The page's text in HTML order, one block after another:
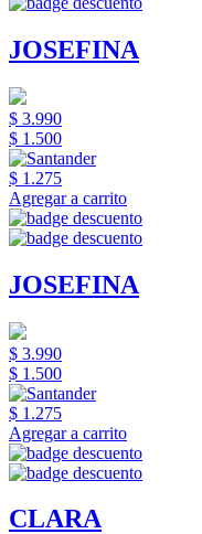
JOSEFINA
$ 3.990
$ 1.500
$ 1.275
Agregar a carrito
JOSEFINA
$ 3.990
$ 1.500
$ 1.275
Agregar a carrito
CLARA